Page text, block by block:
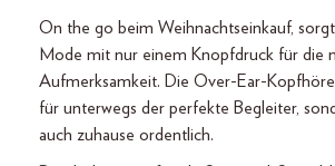
On the go beim Weihnachtseinkauf,
Mode mit nur einem Knopfdruck für die
Aufmerksamkeit. Die Over-Ear-
für unterwegs der perfekte Begleiter,
auch zuhause ordentlich.